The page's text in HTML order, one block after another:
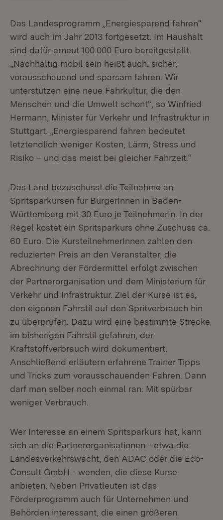
Das Landesprogramm „Energiesparend fahren“
wird auch im Jahr 2013 fortgesetzt. Im Haushalt
sind dafür erneut 100.000 Euro bereitgestellt.
„Nachhaltig mobil sein heißt auch: sicher,
vorausschauend und sparsam fahren. Wir
unterstützen eine neue Fahrkultur, die den
Menschen und die Umwelt schont“, so Winfried
Hermann, Minister für Verkehr und Infrastruktur in
Stuttgart. „Energiesparend fahren bedeutet
letztendlich weniger Kosten, Lärm, Stress und
Risiko – und das meist bei gleicher Fahrzeit.“
Das Land bezuschusst die Teilnahme an
Spritsparkursen für BürgerInnen in Baden-
Württemberg mit 30 Euro je TeilnehmerIn. In der
Regel kostet ein Spritsparkurs ohne Zuschuss ca.
60 Euro. Die KursteilnehmerInnen zahlen den
reduzierten Preis an den Veranstalter, die
Abrechnung der Fördermittel erfolgt zwischen
der Partnerorganisation und dem Ministerium für
Verkehr und Infrastruktur. Ziel der Kurse ist es,
den eigenen Fahrstil auf den Spritverbrauch hin
zu überprüfen. Dazu wird eine bestimmte Strecke
im bisherigen Fahrstil gefahren, der
Kraftstoffverbrauch wird dokumentiert.
Anschließend erläutern erfahrene Trainer Tipps
und Tricks zum vorausschauenden Fahren. Dann
darf man selber noch einmal ran: Mit spürbar
weniger Verbrauch.
Wer Interesse an einem Spritsparkurs hat, kann
sich an die Partnerorganisationen - etwa die
Landesverkehrswacht, den ADAC oder die Eco-
Consult GmbH - wenden, die diese Kurse
anbieten. Neben Privatleuten ist das
Förderprogramm auch für Unternehmen und
Behörden interessant, die einen größeren